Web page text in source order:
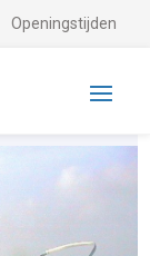
Openingstijden